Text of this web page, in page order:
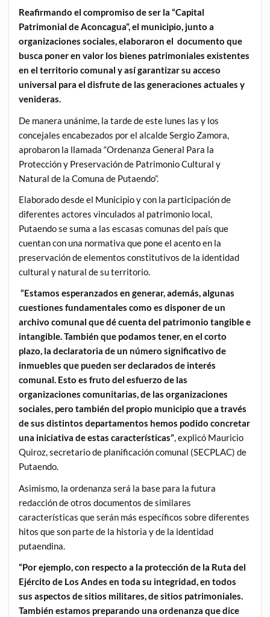
Reafirmando el compromiso de ser la “Capital
Patrimonial de Aconcagua”, el municipio, junto a
organizaciones sociales, elaboraron el documento que
busca poner en valor los bienes patrimoniales existentes
en el territorio comunal y así garantizar su acceso
universal para el disfrute de las generaciones actuales y
venideras.
De manera unánime, la tarde de este lunes las y los
concejales encabezados por el alcalde Sergio Zamora,
aprobaron la llamada “Ordenanza General Para la
Protección y Preservación de Patrimonio Cultural y
Natural de la Comuna de Putaendo”.
Elaborado desde el Municipio y con la participación de
diferentes actores vinculados al patrimonio local,
Putaendo se suma a las escasas comunas del país que
cuentan con una normativa que pone el acento en la
preservación de elementos constitutivos de la identidad
cultural y natural de su territorio.
“Estamos esperanzados en generar, además, algunas
cuestiones fundamentales como es disponer de un
archivo comunal que dé cuenta del patrimonio tangible e
intangible. También que podamos tener, en el corto
plazo, la declaratoria de un número significativo de
inmuebles que pueden ser declarados de interés
comunal. Esto es fruto del esfuerzo de las
organizaciones comunitarias, de las organizaciones
sociales, pero también del propio municipio que a través
de sus distintos departamentos hemos podido concretar
una iniciativa de estas características”, explicó Mauricio
Quiroz, secretario de planificación comunal (SECPLAC) de
Putaendo.
Asimismo, la ordenanza será la base para la futura
redacción de otros documentos de similares
características que serán más específicos sobre diferentes
hitos que son parte de la historia y de la identidad
putaendina.
“Por ejemplo, con respecto a la protección de la Ruta del
Ejército de Los Andes en toda su integridad, en todos
sus aspectos de sitios militares, de sitios patrimoniales.
También estamos preparando una ordenanza que dice